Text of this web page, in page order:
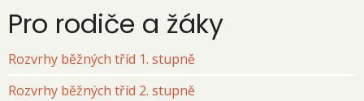
Pro rodiče a žáky
Rozvrhy běžných tříd 1. stupně
Rozvrhy běžných tříd 2. stupně